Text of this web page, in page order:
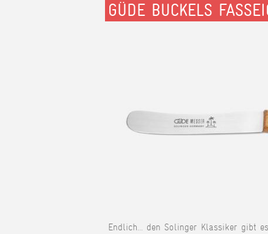
GÜDE BUCKELS
Endlich... den Solinger Klassiker gibt